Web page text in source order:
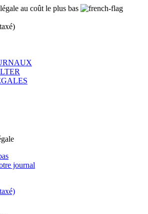
au coût le plus bas
journal